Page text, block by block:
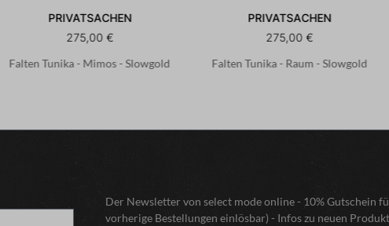
PRIVATSACHEN
275,00 €
Falten Tunika - Mimos - Slowgold
PRIVATSACHEN
275,00 €
Falten Tunika - Raum - Slowgold
Der Newsletter von select mode online - 10% Gutschein
vorherige Bestellungen einlösbar) - Infos zu neuen